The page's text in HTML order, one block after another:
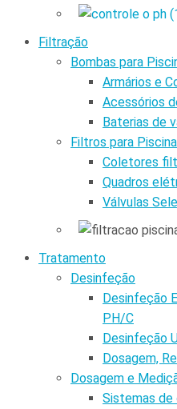
Filtração
Bombas para
Armários e
Acessórios
Baterias de
Filtros para
Coletores
Quadros
Válvulas
Tratamento
Desinfeção
Desinfeção
PH/C
Desinfeção
Dosagem,
Dosagem e
Sistemas